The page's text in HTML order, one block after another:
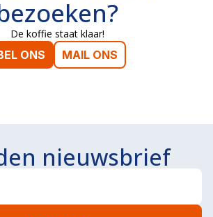
De koffie staat klaar!
ONS MAIL ONS
nieuwsbrief